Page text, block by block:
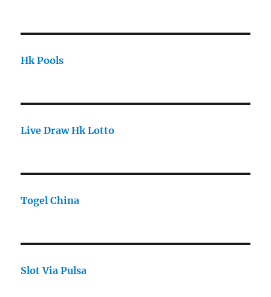
Hk Pools
Live Draw Hk Lotto
Togel China
Slot Via Pulsa